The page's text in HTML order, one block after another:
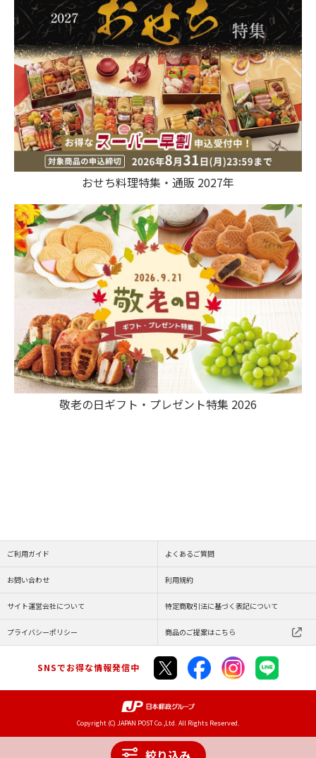
おせち料理特集・通販 2027年
敬老の日ギフト・プレゼント特集 2026
ご利用ガイド よくあるご質問
お問い合わせ 利用規約
サイト運営会社について 特定商取引法に基づく表記について
プライバシーポリシー 商品のご提案はこちら
SNSでお得な情報発信中
Copyright (C) JAPAN POST Co.,Ltd. All Rights Reserved.